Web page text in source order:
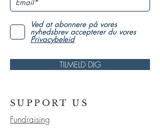
Ved at abonnere på vores
nyhedsbrev accepterer du vores
Privacybeleid
TILMELD DIG
SUPPORT US
Fundraising